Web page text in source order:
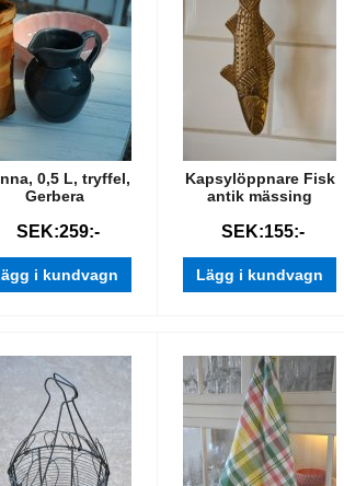
0,5 L, tryffel,
Gerbera
SEK:259:-
i kundvagn
Kapsylöppnare Fisk
antik mässing
SEK:155:-
Lägg i kundvagn